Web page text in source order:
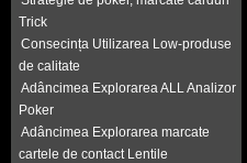
Trick
Consecința Utilizarea Low-produse
de calitate
Adâncimea Explorarea ALL Analizor
Poker
Adâncimea Explorarea marcate
cartele de contact Lentile
Carduri marcate